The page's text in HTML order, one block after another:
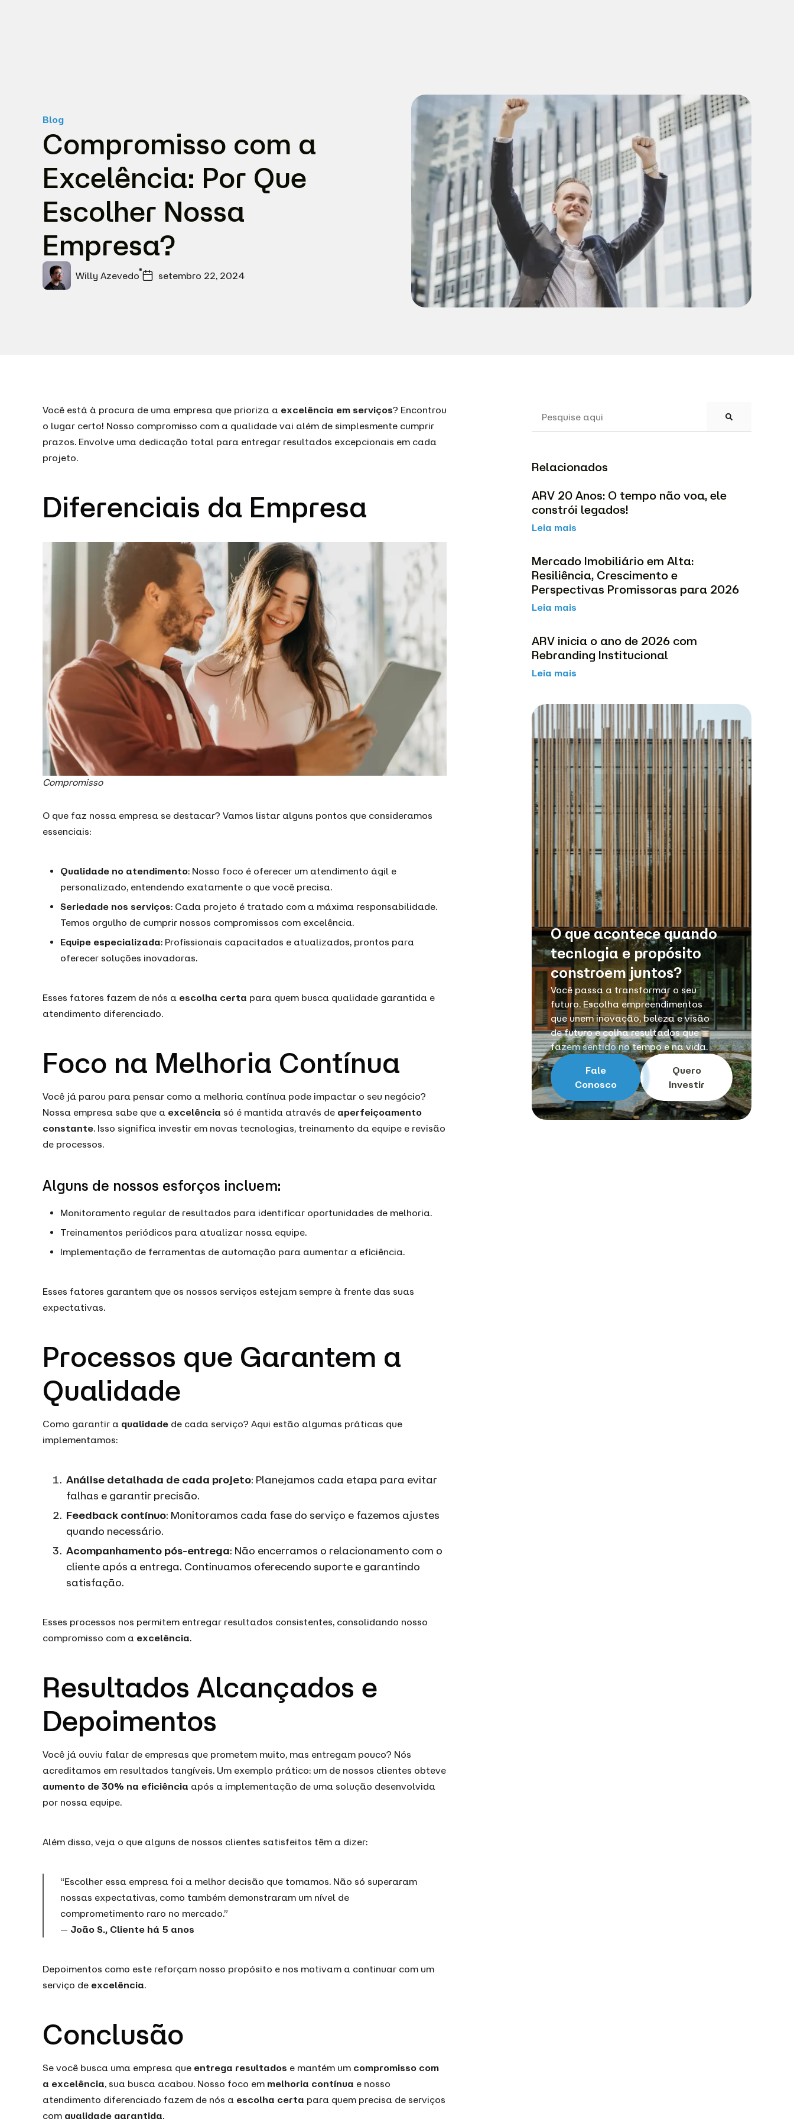
Blog
Compromisso com a
Excelência: Por Que
Escolher Nossa
Empresa?
Willy Azevedo setembro 22, 2024
Você está à procura de uma empresa que prioriza a excelência em serviços? Encontrou
o lugar certo! Nosso compromisso com a qualidade vai além de simplesmente cumprir
prazos. Envolve uma dedicação total para entregar resultados excepcionais em cada
projeto.
Diferenciais da Empresa
Compromisso
O que faz nossa empresa se destacar? Vamos listar alguns pontos que consideramos
essenciais:
Qualidade no atendimento: Nosso foco é oferecer um atendimento ágil e
personalizado, entendendo exatamente o que você precisa.
Seriedade nos serviços: Cada projeto é tratado com a máxima responsabilidade.
Temos orgulho de cumprir nossos compromissos com excelência.
Equipe especializada: Profissionais capacitados e atualizados, prontos para
oferecer soluções inovadoras.
Esses fatores fazem de nós a escolha certa para quem busca qualidade garantida e
atendimento diferenciado.
Foco na Melhoria Contínua
Você já parou para pensar como a melhoria contínua pode impactar o seu negócio?
Nossa empresa sabe que a excelência só é mantida através de aperfeiçoamento
constante. Isso significa investir em novas tecnologias, treinamento da equipe e revisão
de processos.
Alguns de nossos esforços incluem:
Monitoramento regular de resultados para identificar oportunidades de melhoria.
Treinamentos periódicos para atualizar nossa equipe.
Implementação de ferramentas de automação para aumentar a eficiência.
Esses fatores garantem que os nossos serviços estejam sempre à frente das suas
expectativas.
Processos que Garantem a
Qualidade
Como garantir a qualidade de cada serviço? Aqui estão algumas práticas que
implementamos:
Análise detalhada de cada projeto: Planejamos cada etapa para evitar
falhas e garantir precisão.
Feedback contínuo: Monitoramos cada fase do serviço e fazemos ajustes
quando necessário.
Acompanhamento pós-entrega: Não encerramos o relacionamento com o
cliente após a entrega. Continuamos oferecendo suporte e garantindo
satisfação.
Esses processos nos permitem entregar resultados consistentes, consolidando nosso
compromisso com a excelência.
Resultados Alcançados e
Depoimentos
Você já ouviu falar de empresas que prometem muito, mas entregam pouco? Nós
acreditamos em resultados tangíveis. Um exemplo prático: um de nossos clientes obteve
aumento de 30% na eficiência após a implementação de uma solução desenvolvida
por nossa equipe.
Além disso, veja o que alguns de nossos clientes satisfeitos têm a dizer:
“Escolher essa empresa foi a melhor decisão que tomamos. Não só superaram
nossas expectativas, como também demonstraram um nível de
comprometimento raro no mercado.”
— João S., Cliente há 5 anos
Depoimentos como este reforçam nosso propósito e nos motivam a continuar com um
serviço de excelência.
Conclusão
Se você busca uma empresa que entrega resultados e mantém um compromisso com
a excelência, sua busca acabou. Nosso foco em melhoria contínua e nosso
atendimento diferenciado fazem de nós a escolha certa para quem precisa de serviços
com qualidade garantida.
Relacionados
ARV 20 Anos: O tempo não voa, ele
constrói legados!
Leia mais
Mercado Imobiliário em Alta:
Resiliência, Crescimento e
Perspectivas Promissoras para 2026
Leia mais
ARV inicia o ano de 2026 com
Rebranding Institucional
Leia mais
O que acontece quando
tecnlogia e propósito
constroem juntos?
Você passa a transformar o seu
futuro. Escolha empreendimentos
que unem inovação, beleza e visão
de futuro e colha resultados que
fazem sentido no tempo e na vida.
Fale
Conosco
Quero
Investir